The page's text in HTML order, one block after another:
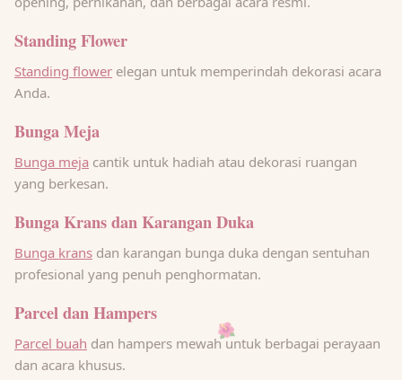
🌺
Standing Flower
Standing flower elegan untuk memperindah dekorasi acara
Anda.
Bunga Meja
Bunga meja cantik untuk hadiah atau dekorasi ruangan
yang berkesan.
Bunga Krans dan Karangan Duka
Bunga krans dan karangan bunga duka dengan sentuhan
profesional yang penuh penghormatan.
Parcel dan Hampers
Parcel buah dan hampers mewah untuk berbagai perayaan
dan acara khusus.